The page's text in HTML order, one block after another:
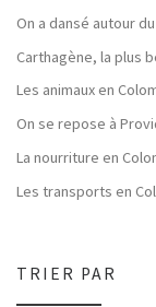
On a dansé autour
Carthagène, la plus
Les animaux en
On se repose à
La nourriture en
Les transports en
TRIER PAR